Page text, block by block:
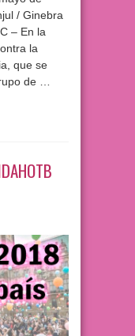
/ Ginebra
– En la
la
que se
de …